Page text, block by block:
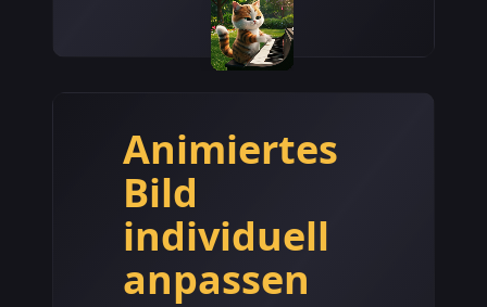
Animiertes
Bild
individuell
anpassen